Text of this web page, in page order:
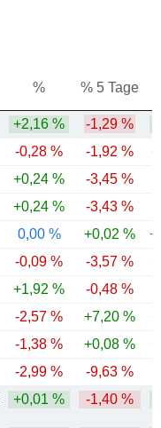
% % 5 Tage
+2,16 % -1,29 %
-0,28 % -1,92 %
+0,24 % -3,45 %
+0,24 % -3,43 %
0,00 % +0,02 %
-0,09 % -3,57 %
+1,92 % -0,48 %
-2,57 % +7,20 %
-1,38 % +0,08 %
-2,99 % -9,63 %
+0,01 % -1,40 %